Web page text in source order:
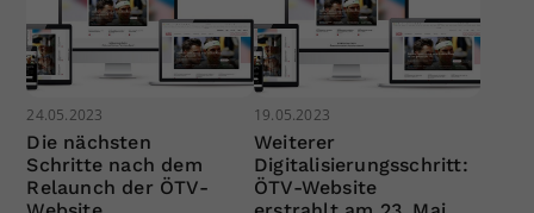
24.05.2023
Die nächsten
Schritte nach dem
Relaunch der ÖTV-
19.05.2023
Weiterer
Digitalisierungsschritt:
ÖTV-Website